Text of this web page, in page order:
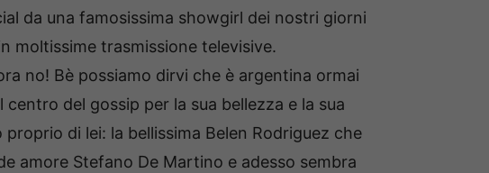
da una famosissima showgirl dei nostri giorni
moltissime trasmissione televisive.
no! Bè possiamo dirvi che è argentina ormai
del gossip per la sua bellezza e la sua
di lei: la bellissima Belen Rodriguez che
amore Stefano De Martino e adesso sembra